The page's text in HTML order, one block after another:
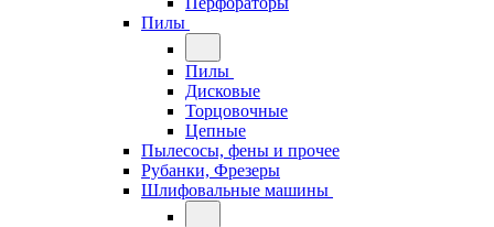
Пилы
Пилы
Дисковые
Торцовочные
Цепные
Пылесосы, фены и прочее
Рубанки, Фрезеры
Шлифовальные машины